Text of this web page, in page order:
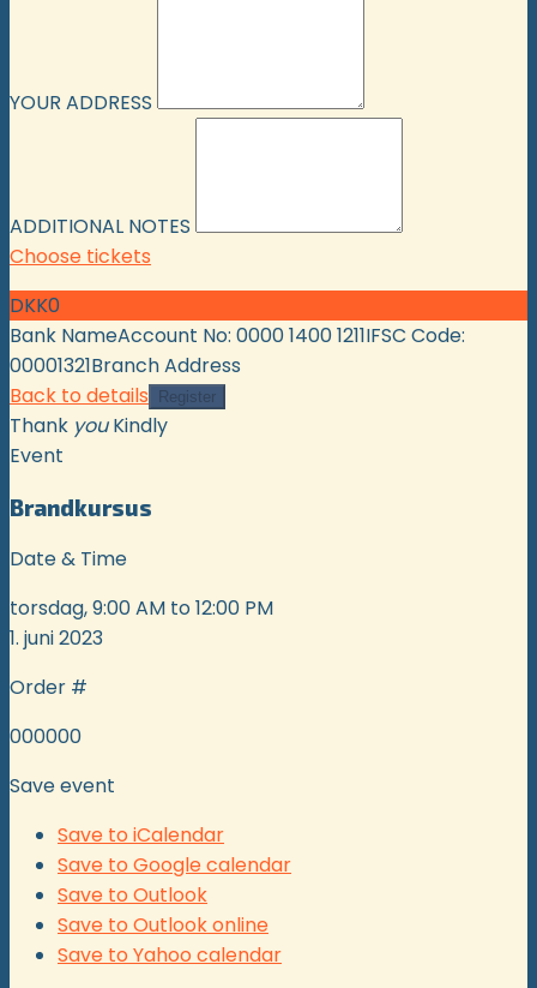
YOUR ADDRESS
ADDITIONAL NOTES
Choose tickets
DKK0
Bank NameAccount No: 0000 1400 1211IFSC Code:
00001321Branch Address
Back to details
Thank youKindly
Event
Brandkursus
Date & Time
torsdag, 9:00 AM to 12:00 PM
1. juni 2023
Order #
000000
Save event
Save to iCalendar
Save to Google calendar
Save to Outlook
Save to Outlook online
Save to Yahoo calendar